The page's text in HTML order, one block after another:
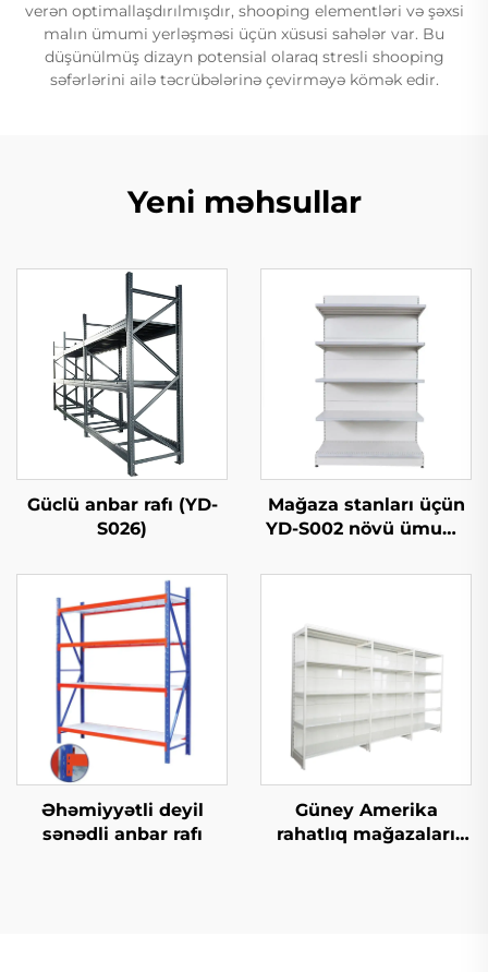
verən optimallaşdırılmışdır, shooping elementləri və şəxsi
malın ümumi yerləşməsi üçün xüsusi sahələr var. Bu
düşünülmüş dizayn potensial olaraq stresli shooping
səfərlərini ailə təcrübələrinə çevirməyə kömək edir.
Yeni məhsullar
Güclü anbar rafı (YD-
S026)
Mağaza stanları üçün
YD-S002 növü ümumi
Əhəmiyyətli deyil
sənədli anbar rafı
Güney Amerika
rahatlıq mağazaları